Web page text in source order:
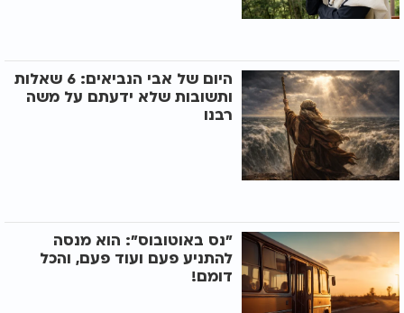
היום של אבי הנביאים: 6 שאלות
ותשובות שלא ידעתם על משה
רבנו
"נס באוטובוס": הוא מנסה
להתניע פעם ועוד פעם, והכל
דומם!